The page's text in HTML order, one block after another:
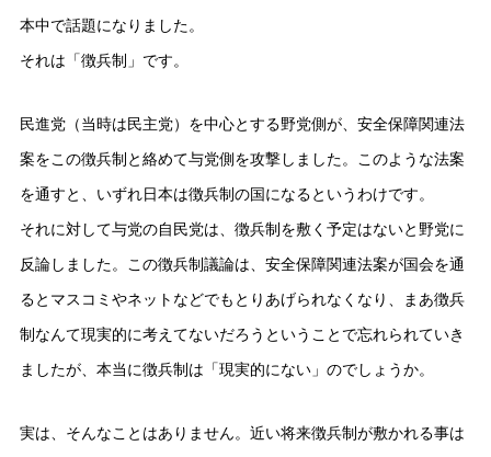
本中で話題になりました。
それは「徴兵制」です。
民進党（当時は民主党）を中心とする野党側が、安全保障関連法
案をこの徴兵制と絡めて与党側を攻撃しました。このような法案
を通すと、いずれ日本は徴兵制の国になるというわけです。
それに対して与党の自民党は、徴兵制を敷く予定はないと野党に
反論しました。この徴兵制議論は、安全保障関連法案が国会を通
るとマスコミやネットなどでもとりあげられなくなり、まあ徴兵
制なんて現実的に考えてないだろうということで忘れられていき
ましたが、本当に徴兵制は「現実的にない」のでしょうか。
実は、そんなことはありません。近い将来徴兵制が敷かれる事は